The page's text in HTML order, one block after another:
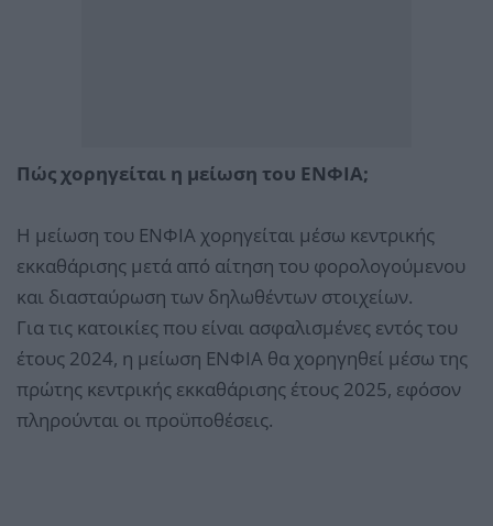
Πώς χορηγείται η μείωση του ΕΝΦΙΑ;
Η μείωση του ΕΝΦΙΑ χορηγείται μέσω κεντρικής
εκκαθάρισης μετά από αίτηση του φορολογούμενου
και διασταύρωση των δηλωθέντων στοιχείων.
Για τις κατοικίες που είναι ασφαλισμένες εντός του
έτους 2024, η μείωση ΕΝΦΙΑ θα χορηγηθεί μέσω της
πρώτης κεντρικής εκκαθάρισης έτους 2025, εφόσον
πληρούνται οι προϋποθέσεις.